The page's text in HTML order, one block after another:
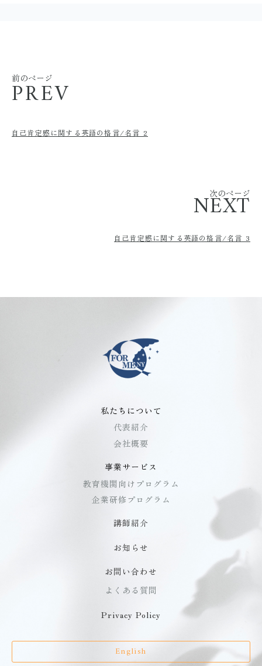
前のページ
PREV
自己肯定感に関する英語の格言/名言 2
次のページ
NEXT
自己肯定感に関する英語の格言/名言 3
私たちについて
代表紹介
会社概要
事業サービス
教育機関向けプログラム
企業研修プログラム
講師紹介
お知らせ
お問い合わせ
よくある質問
Privacy Policy
English